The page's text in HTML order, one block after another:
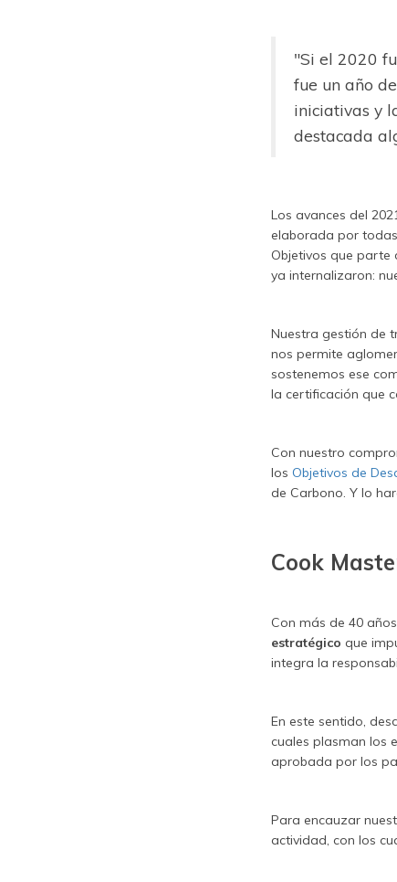
"Si el 2020
fue un año
iniciativas y
destacada
Los avances del
elaborada por
Objetivos que parte
ya internalizaron:
Nuestra gestión de
nos permite
sostenemos ese
la certificación que
Con nuestro
los Objetivos de
de Carbono. Y lo
Cook
Con más de 40
estratégico que
integra la
En este sentido,
cuales plasman los
aprobada por los
Para encauzar
actividad, con los